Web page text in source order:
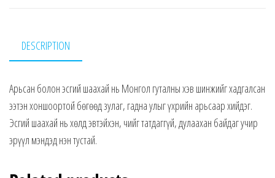
DESCRIPTION
Арьсан болон эсгий шаахай нь Монгол гуталны хэв шинжийг хадгалсан
ээтэн хоншоортой бөгөөд зулаг, гадна улыг үхрийн арьсаар хийдэг.
Эсгий шаахай нь хөлд эвтэйхэн, чийг татдаггүй, дулаахан байдаг учир
эрүүл мэндэд нэн тустай.